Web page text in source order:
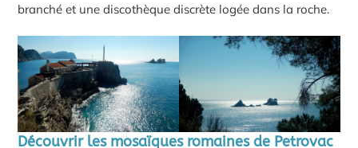
branché et une discothèque discrète logée dans la roche.
Découvrir les mosaïques romaines de Petrovac